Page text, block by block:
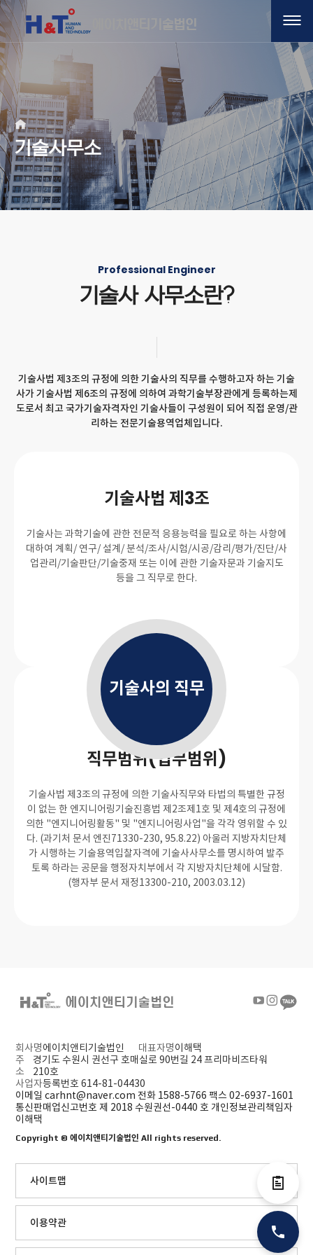
기술사무소
Professional Engineer
기술사 사무소란?
기술사법 제3조의 규정에 의한 기술사의 직무를 수행하고자 하는 기술
사가 기술사법 제6조의 규정에 의하여 과학기술부장관에게 등록하는제
도로서 최고 국가기술자격자인 기술사들이 구성원이 되어 직접 운영/관
리하는 전문기술용역업체입니다.
기술사법 제3조
기술사는 과학기술에 관한 전문적 응용능력을 필요로 하는 사항에
대하여 계획/ 연구/ 설계/ 분석/조사/시험/시공/감리/평가/진단/사
업관리/기술판단/기술중재 또는 이에 관한 기술자문과 기술지도
등을 그 직무로 한다.
기술사의 직무
직무범위(업무범위)
기술사법 제3조의 규정에 의한 기술사직무와 타법의 특별한 규정
이 없는 한 엔지니어링기술진흥법 제2조제1호 및 제4호의 규정에
의한 "엔지니어링활동" 및 "엔지니어링사업"을 각각 영위할 수 있
다. (과기처 문서 엔진71330-230, 95.8.22) 아울러 지방자치단체
가 시행하는 기술용역입찰자격에 기술사사무소를 명시하여 발주
토록 하라는 공문을 행정자치부에서 각 지방자치단체에 시달함.
(행자부 문서 재정13300-210, 2003.03.12)
회사명에이치앤티기술법인 대표자명이해택
주
소
경기도 수원시 권선구 호매실로 90번길 24 프리마비즈타워
210호
사업자등록번호 614-81-04430
이메일 carhnt@naver.com 전화 1588-5766 팩스 02-6937-1601
통신판매업신고번호 제 2018 수원권선-0440 호 개인정보관리책임자
이해택
Copyright ©에이치앤티기술법인 All rights reserved.
사이트맵
이용약관